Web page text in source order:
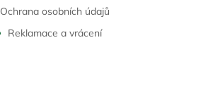
Ochrana osobních údajů
Reklamace a vrácení